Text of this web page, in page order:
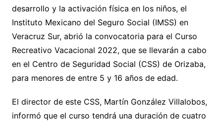
desarrollo y la activación física en los niños, el
Instituto Mexicano del Seguro Social (IMSS) en
Veracruz Sur, abrió la convocatoria para el Curso
Recreativo Vacacional 2022, que se llevarán a cabo
en el Centro de Seguridad Social (CSS) de Orizaba,
para menores de entre 5 y 16 años de edad.
El director de este CSS, Martín González Villalobos,
informó que el curso tendrá una duración de cuatro